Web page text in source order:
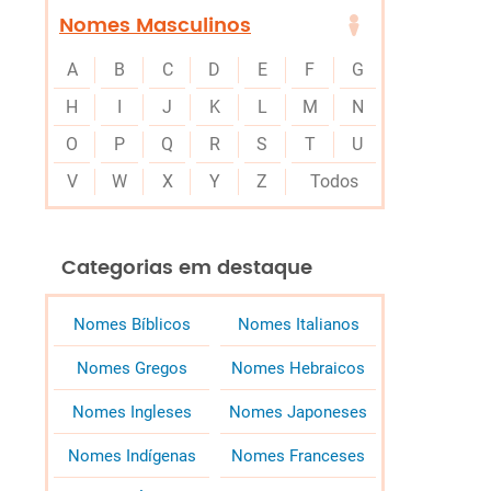
Nomes Masculinos
A B C D E F
G
H
I J K L M
N
O
P Q R S T
U
V
W X Y Z Todos
Categorias em destaque
Nomes Bíblicos Nomes Italianos
Nomes Gregos Nomes Hebraicos
Nomes Ingleses Nomes Japoneses
Nomes Indígenas Nomes Franceses